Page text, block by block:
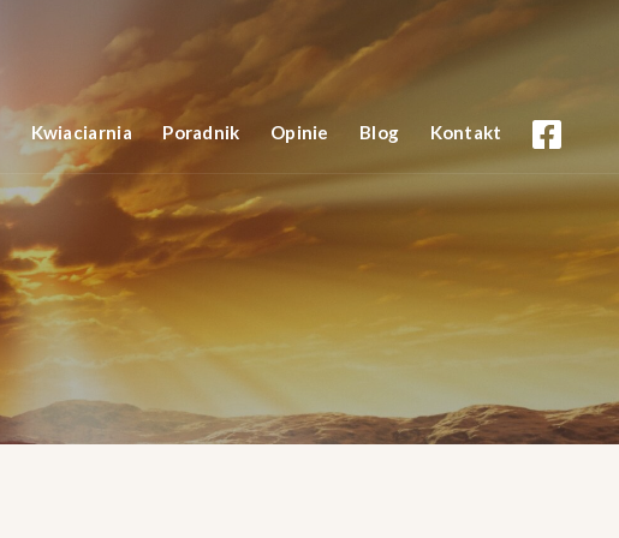
Kwiaciarnia Poradnik Opinie Blog Kontakt